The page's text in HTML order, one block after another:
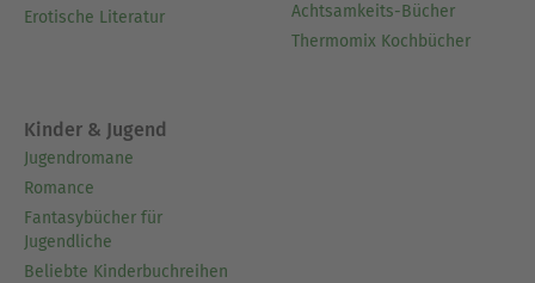
Erotische Literatur
Achtsamkeits-Bücher
Thermomix Kochbücher
Kinder & Jugend
Jugendromane
Romance
Fantasybücher für
Jugendliche
Beliebte Kinderbuchreihen